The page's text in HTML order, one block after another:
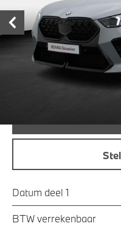
Prijs
Maandprijs
Datum deel 1
BTW verrekenbaar